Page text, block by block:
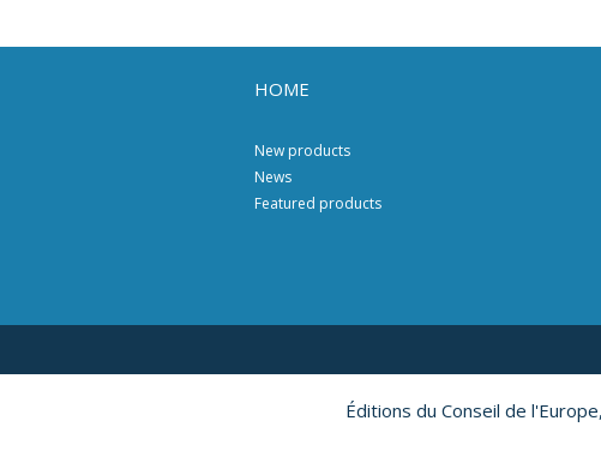
HOME
New products
News
Featured products
Éditions du Conseil de l'Europe,